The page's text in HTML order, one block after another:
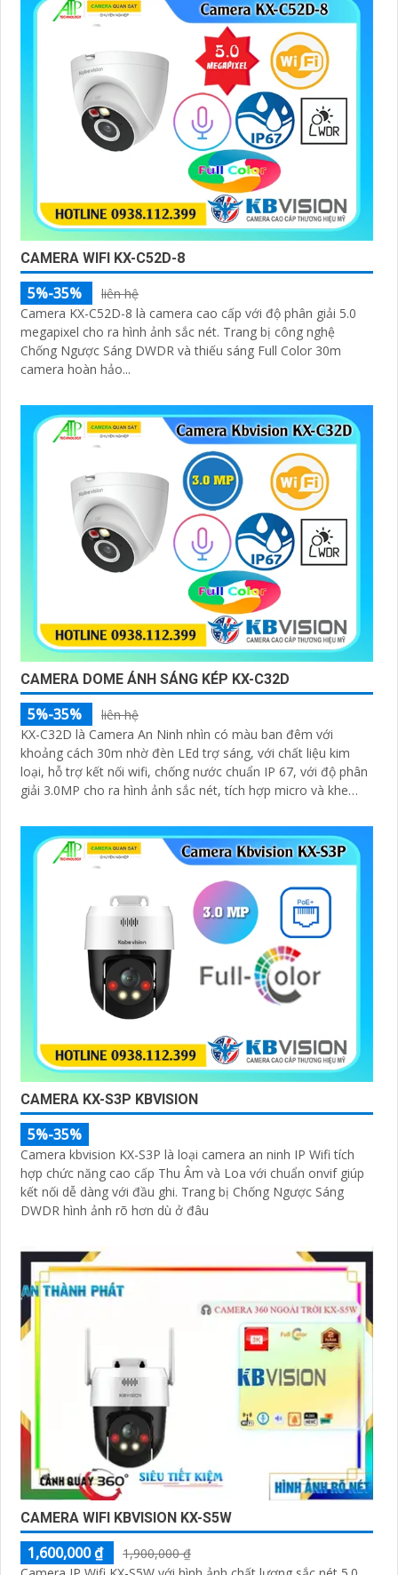
CAMERA WIFI KX-C52D-8
5%-35%
liên hệ
Camera KX-C52D-8 là camera cao cấp với độ phân giải 5.0
megapixel cho ra hình ảnh sắc nét. Trang bị công nghệ
Chống Ngược Sáng DWDR và thiếu sáng Full Color 30m
camera hoàn hảo...
CAMERA DOME ÁNH SÁNG KÉP KX-C32D
5%-35%
liên hệ
KX-C32D là Camera An Ninh nhìn có màu ban đêm với
khoảng cách 30m nhờ đèn LEd trợ sáng, với chất liệu kim
loại, hỗ trợ kết nối wifi, chống nước chuẩn IP 67, với độ phân
giải 3.0MP cho ra hình ảnh sắc nét, tích hợp micro và khe
CAMERA KX-S3P KBVISION
5%-35%
Camera kbvision KX-S3P là loại camera an ninh IP Wifi tích
hợp chức năng cao cấp Thu Âm và Loa với chuẩn onvif giúp
kết nối dễ dàng với đầu ghi. Trang bị Chống Ngược Sáng
DWDR hình ảnh rõ hơn dù ở đâu
CAMERA WIFI KBVISION KX-S5W
1,600,000 ₫
1,900,000 ₫